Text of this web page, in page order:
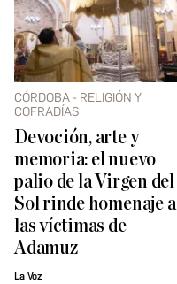
CÓRDOBA - RELIGIÓN Y
COFRADÍAS
Devoción, arte y
memoria: el nuevo
palio de la Virgen del
Sol rinde homenaje a
las víctimas de
Adamuz
La Voz